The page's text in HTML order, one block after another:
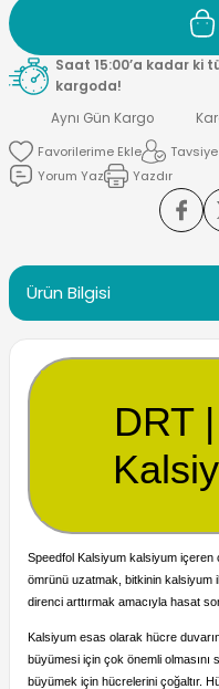
Saat 15:00’a kadar ki
kargoda!
Aynı Gün Kargo
Tavsiye
Yorum Yaz
Yazdır
Ürün Bilgisi
DRT
Speedfol Kalsiyum kalsiyum içeren
ömrünü uzatmak, bitkinin kalsiyum
direnci arttırmak amacıyla hasat
Kalsiyum esas olarak hücre
büyümesi için çok önemli olmasını
büyümek için hücrelerini çoğaltır.